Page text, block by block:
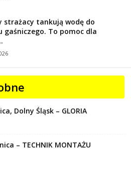
strażacy tankują wodę do
gaśniczego. To pomoc dla
Dolny Śląsk – GLORIA
– TECHNIK MONTAŻU